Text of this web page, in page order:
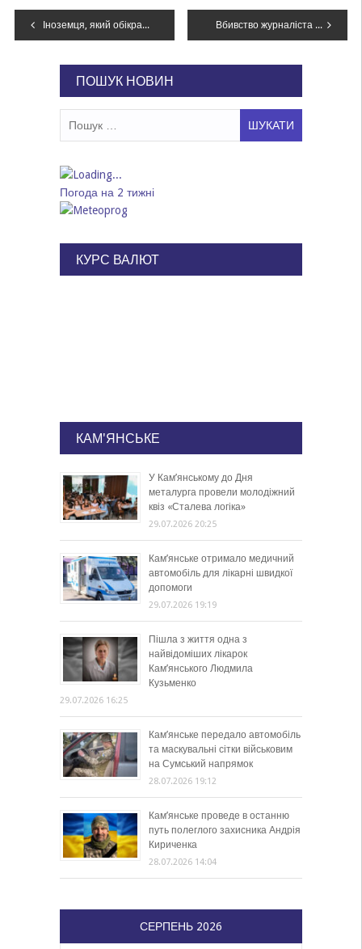
Навігація
Іноземця, який обікрав автомобіль співачки Maruv, заарештували – прокуратура Вбивство журналіста Сергієнка: Офіс генпрокурора направив обвинувальний акт до суду
ПОШУК НОВИН
Погода на 2 тижні
КУРС ВАЛЮТ
КАМ'ЯНСЬКЕ
У Кам’янському до Дня
металурга провели молодіжний
квіз «Сталева логіка»
29.07.2026 20:25
Кам’янське отримало медичний
автомобіль для лікарні швидкої
допомоги
29.07.2026 19:19
Пішла з життя одна з
найвідоміших лікарок
Кам’янського Людмила
Кузьменко
29.07.2026 16:25
Кам’янське передало автомобіль
та маскувальні сітки військовим
на Сумський напрямок
28.07.2026 19:12
Кам’янське проведе в останню
путь полеглого захисника Андрія
Кириченка
28.07.2026 14:04
СЕРПЕНЬ 2026